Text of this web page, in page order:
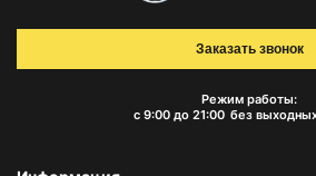
Режим работы:
с 9:00 до 21:00 без
Заказать звонок